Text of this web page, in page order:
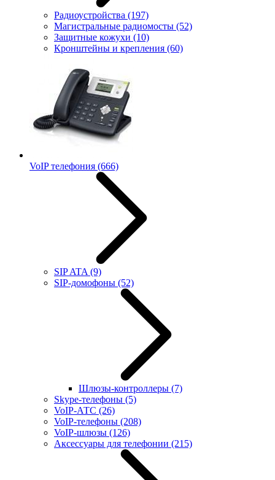
Радиоустройства (197)
Магистральные радиомосты (52)
Защитные кожухи (10)
Кронштейны и крепления (60)
VoIP телефония (666)
SIP ATA (9)
SIP-домофоны (52)
Шлюзы-контроллеры (7)
Skype-телефоны (5)
VoIP-АТС (26)
VoIP-телефоны (208)
VoIP-шлюзы (126)
Аксессуары для телефонии (215)